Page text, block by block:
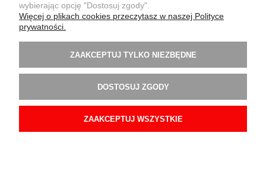
WARUNKI ZAKUPÓW
INFORMACJE PRAWNE
Retail Partner PL Sp. z o.o. 62-070 Więckowice, ul. Holograficzna 7
wybierając opcję "Dostosuj zgody".
Więcej o plikach cookies przeczytasz w naszej Polityce
prywatności.
ZAAKCEPTUJ TYLKO NIEZBĘDNE
DOSTOSUJ ZGODY
ZAAKCEPTUJ WSZYSTKIE